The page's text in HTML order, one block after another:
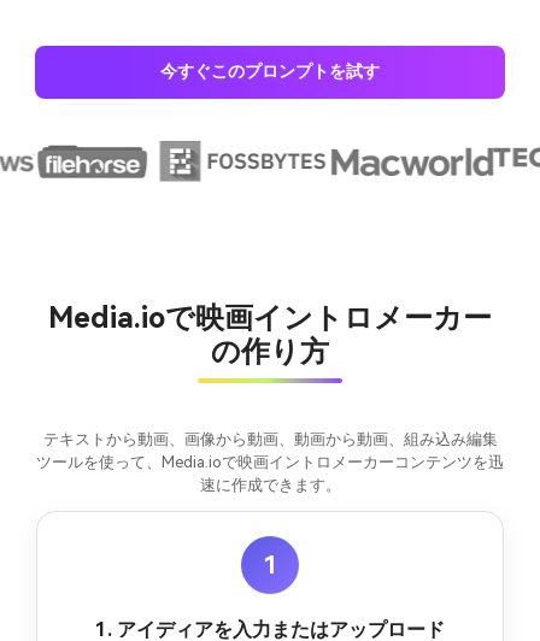
今すぐこのプロンプトを試す
Media.ioで映画イントロメーカー
の作り方
テキストから動画、画像から動画、動画から動画、組み込み編集
ツールを使って、Media.ioで映画イントロメーカーコンテンツを迅
速に作成できます。
1
1. アイディアを入力またはアップロード